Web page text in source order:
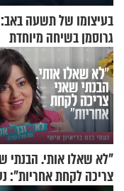
בעיצומו של תשעה
גרוסמן בשיחה מיוחדת
"לא שאלו אותי. הבנתי
צריכה לקחת אחריות":